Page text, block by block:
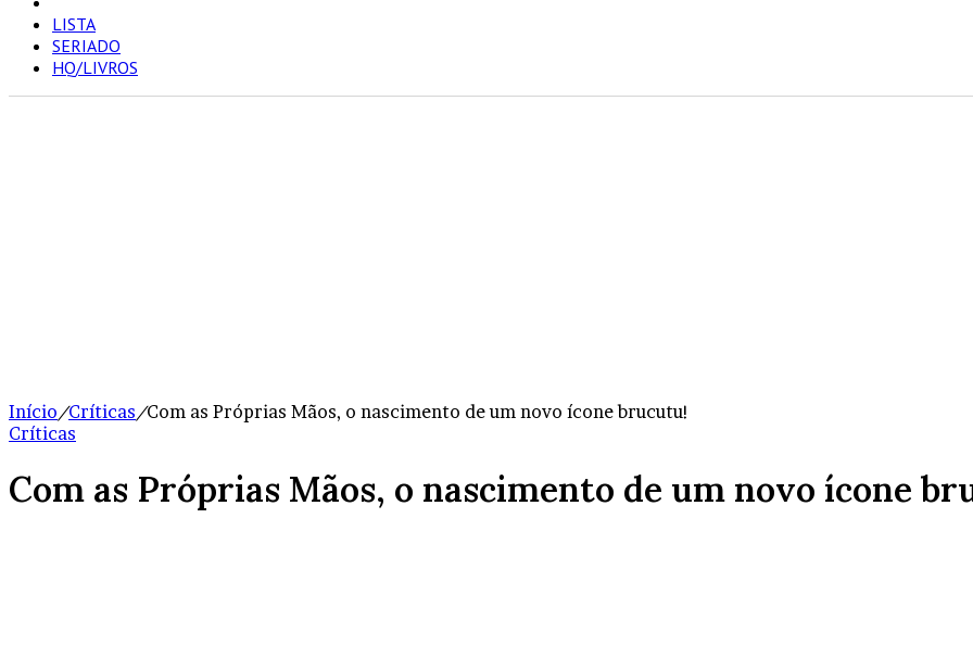
LISTA
SERIADO
HQ/LIVROS
Início/Críticas/Com as Próprias Mãos, o nascimento de um novo ícone brucutu!
Críticas
Com as Próprias Mãos, o nascimento de um novo ícone